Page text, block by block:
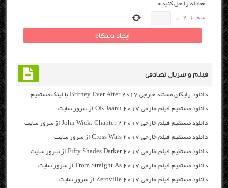
معادله را حل کنید*
سه +
2
=
فیلم و سریال تصادفی
دانلود رایگان مسنتد خارجی Britney Ever After 2017 با لینک مستقیم
دانلود مستقیم فیلم خارجی OK Jaanu 2017 از سرور سایت
دانلود مستقیم فیلم خارجی John Wick: Chapter 2 2017 از سرور سایت
دانلود مستقیم فیلم خارجی Cross Wars 2017 از سرور سایت
دانلود مستقیم فیلم خارجی Fifty Shades Darker 2017 از سرور سایت
دانلود مستقیم فیلم خارجی From Straight As 2017 از سرور سایت
دانلود مستقیم فیلم خارجی Zeroville 2017 از سرور سایت